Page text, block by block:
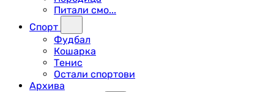
Питали смо...
Спорт
Фудбал
Кошарка
Тенис
Остали спортови
Архива